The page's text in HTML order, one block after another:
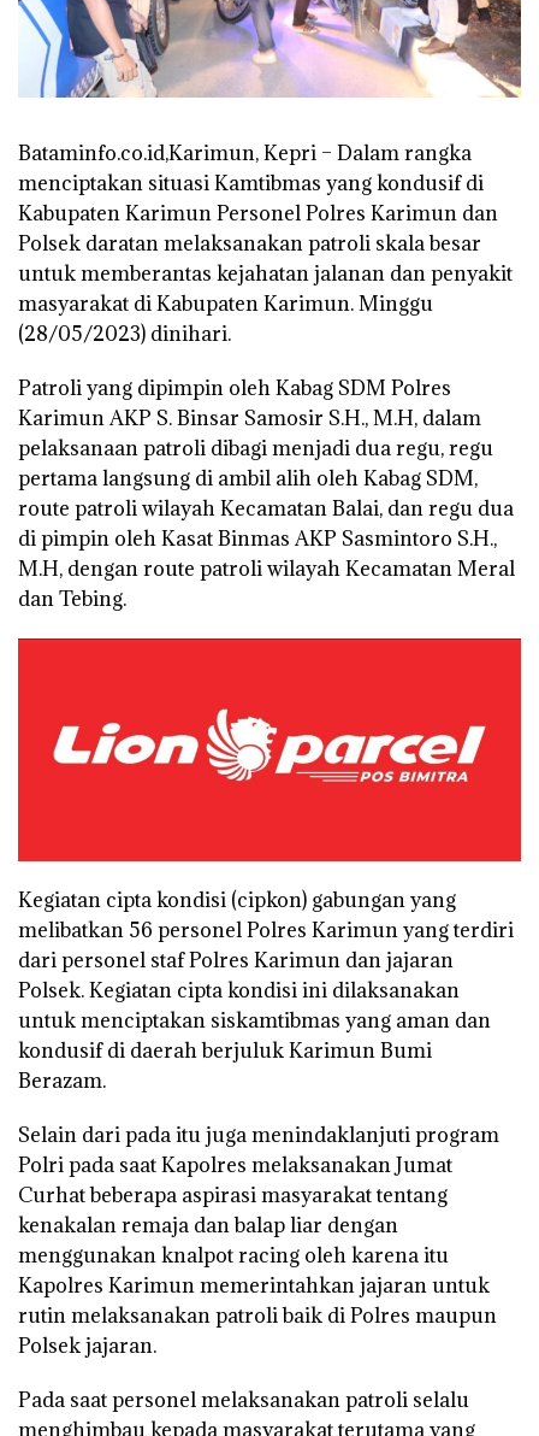
Bataminfo.co.id,Karimun, Kepri – Dalam rangka
menciptakan situasi Kamtibmas yang kondusif di
Kabupaten Karimun Personel Polres Karimun dan
Polsek daratan melaksanakan patroli skala besar
untuk memberantas kejahatan jalanan dan penyakit
masyarakat di Kabupaten Karimun. Minggu
(28/05/2023) dinihari.
Patroli yang dipimpin oleh Kabag SDM Polres
Karimun AKP S. Binsar Samosir S.H., M.H, dalam
pelaksanaan patroli dibagi menjadi dua regu, regu
pertama langsung di ambil alih oleh Kabag SDM,
route patroli wilayah Kecamatan Balai, dan regu dua
di pimpin oleh Kasat Binmas AKP Sasmintoro S.H.,
M.H, dengan route patroli wilayah Kecamatan Meral
dan Tebing.
Kegiatan cipta kondisi (cipkon) gabungan yang
melibatkan 56 personel Polres Karimun yang terdiri
dari personel staf Polres Karimun dan jajaran
Polsek. Kegiatan cipta kondisi ini dilaksanakan
untuk menciptakan siskamtibmas yang aman dan
kondusif di daerah berjuluk Karimun Bumi
Berazam.
Selain dari pada itu juga menindaklanjuti program
Polri pada saat Kapolres melaksanakan Jumat
Curhat beberapa aspirasi masyarakat tentang
kenakalan remaja dan balap liar dengan
menggunakan knalpot racing oleh karena itu
Kapolres Karimun memerintahkan jajaran untuk
rutin melaksanakan patroli baik di Polres maupun
Polsek jajaran.
Pada saat personel melaksanakan patroli selalu
menghimbau kepada masyarakat terutama yang